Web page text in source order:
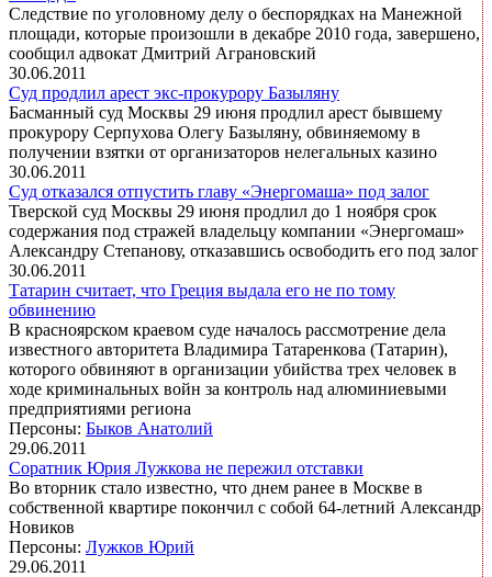
Следствие по уголовному делу о беспорядках на Манежной
площади, которые произошли в декабре 2010 года, завершено,
сообщил адвокат Дмитрий Аграновский
30.06.2011
Cуд продлил арест экс-прокурору Базыляну
Басманный суд Москвы 29 июня продлил арест бывшему
прокурору Серпухова Олегу Базыляну, обвиняемому в
получении взятки от организаторов нелегальных казино
30.06.2011
Суд отказался отпустить главу «Энергомаша» под залог
Тверской суд Москвы 29 июня продлил до 1 ноября срок
содержания под стражей владельцу компании «Энергомаш»
Александру Степанову, отказавшись освободить его под залог
30.06.2011
Татарин считает, что Греция выдала его не по тому
обвинению
В красноярском краевом суде началось рассмотрение дела
известного авторитета Владимира Татаренкова (Татарин),
которого обвиняют в организации убийства трех человек в
ходе криминальных войн за контроль над алюминиевыми
предприятиями региона
Персоны: Быков Анатолий
29.06.2011
Соратник Юрия Лужкова не пережил отставки
Во вторник стало известно, что днем ранее в Москве в
собственной квартире покончил с собой 64-летний Александр
Новиков
Персоны: Лужков Юрий
29.06.2011